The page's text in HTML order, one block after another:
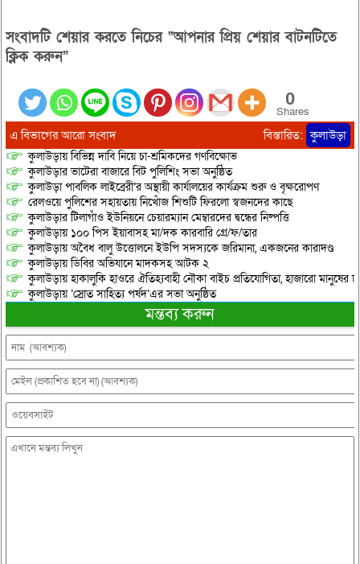
সংবাদটি শেয়ার করতে নিচের “আপনার প্রিয় শেয়ার বাটনটিতে
ক্লিক করুন”
0
Shares
এ বিভাগের আরো সংবাদ বিস্তারিত: কুলাউড়া
কুলাউড়ায় বিভিন্ন দাবি নিয়ে চা-শ্রমিকদের গণবিক্ষোভ
কুলাউড়ার ভাটেরা বাজারে বিট পুলিশিং সভা অনুষ্ঠিত
কুলাউড়া পাবলিক লাইব্রেরী’র অস্থায়ী কার্যালয়ের কার্যক্রম শুরু ও বৃক্ষরোপণ
রেলওয়ে পুলিশের সহায়তায় নিখোঁজ শিশুটি ফিরলো স্বজনদের কাছে
কুলাউড়ার টিলাগাঁও ইউনিয়নে চেয়ারম্যান মেম্বারদের দ্বন্ধের নিষ্পত্তি
কুলাউড়ায় ১০০ পিস ইয়াবাসহ মা/দক কারবারি গ্রে/ফ/তার
কুলাউড়ায় অবৈধ বালু উত্তোলনে ইউপি সদস্যকে জরিমানা, একজনের কারাদণ্ড
কুলাউড়ায় ডিবির অভিযানে মাদকসহ আটক ২
কুলাউড়ায় হাকালুকি হাওরে ঐতিহ্যবাহী নৌকা বাইচ প্রতিযোগিতা, হাজারো মানুষের
কুলাউড়ায় ‘স্রোত সাহিত্য পর্ষদ’এর সভা অনুষ্ঠিত
মন্তব্য করুন